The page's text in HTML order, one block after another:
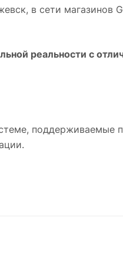
, в сети магазинов
реальности с
поддерживаемые